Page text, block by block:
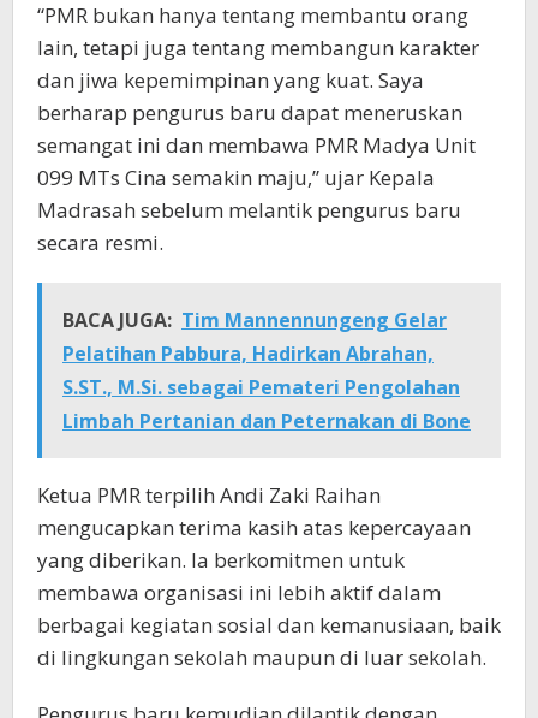
“PMR bukan hanya tentang membantu orang
lain, tetapi juga tentang membangun karakter
dan jiwa kepemimpinan yang kuat. Saya
berharap pengurus baru dapat meneruskan
semangat ini dan membawa PMR Madya Unit
099 MTs Cina semakin maju,” ujar Kepala
Madrasah sebelum melantik pengurus baru
secara resmi.
BACA JUGA: Tim Mannennungeng Gelar
Pelatihan Pabbura, Hadirkan Abrahan,
S.ST., M.Si. sebagai Pemateri Pengolahan
Limbah Pertanian dan Peternakan di Bone
Ketua PMR terpilih Andi Zaki Raihan
mengucapkan terima kasih atas kepercayaan
yang diberikan. Ia berkomitmen untuk
membawa organisasi ini lebih aktif dalam
berbagai kegiatan sosial dan kemanusiaan, baik
di lingkungan sekolah maupun di luar sekolah.